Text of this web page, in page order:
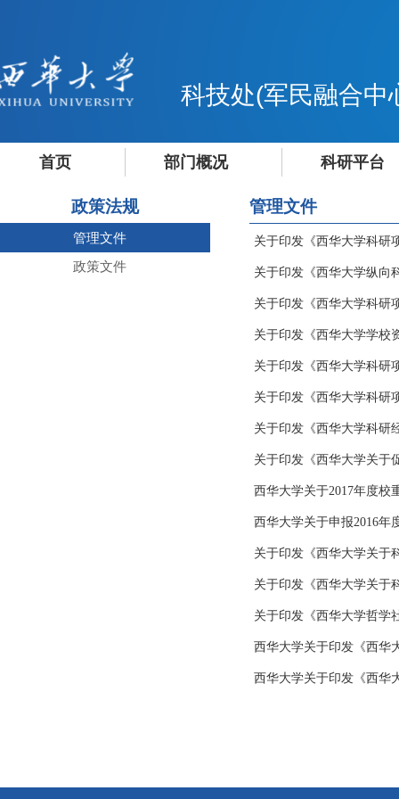
科技处(军民融合中
首页 部门概况 科研平台
政策法规
管理文件
政策文件
管理文件
关于印发《西华大学科研
关于印发《西华大学纵向
关于印发《西华大学科研
关于印发《西华大学学校
关于印发《西华大学科研
关于印发《西华大学科研
关于印发《西华大学科研
关于印发《西华大学关于
西华大学关于2017年度校
西华大学关于申报2016年
关于印发《西华大学关于
关于印发《西华大学关于
关于印发《西华大学哲学
西华大学关于印发《西华
西华大学关于印发《西华